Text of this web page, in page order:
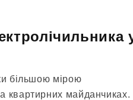
більшою мірою
квартирних